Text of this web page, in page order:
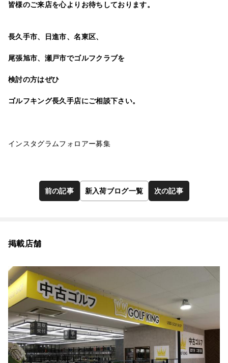
皆様のご来店を心よりお待ちしております。
長久手市、日進市、名東区、
尾張旭市、瀬戸市でゴルフクラブを
検討の方はぜひ
ゴルフキング長久手店にご相談下さい。
インスタグラムフォロアー募集
前の記事 新入荷ブログ一覧 次の記事
掲載店舗